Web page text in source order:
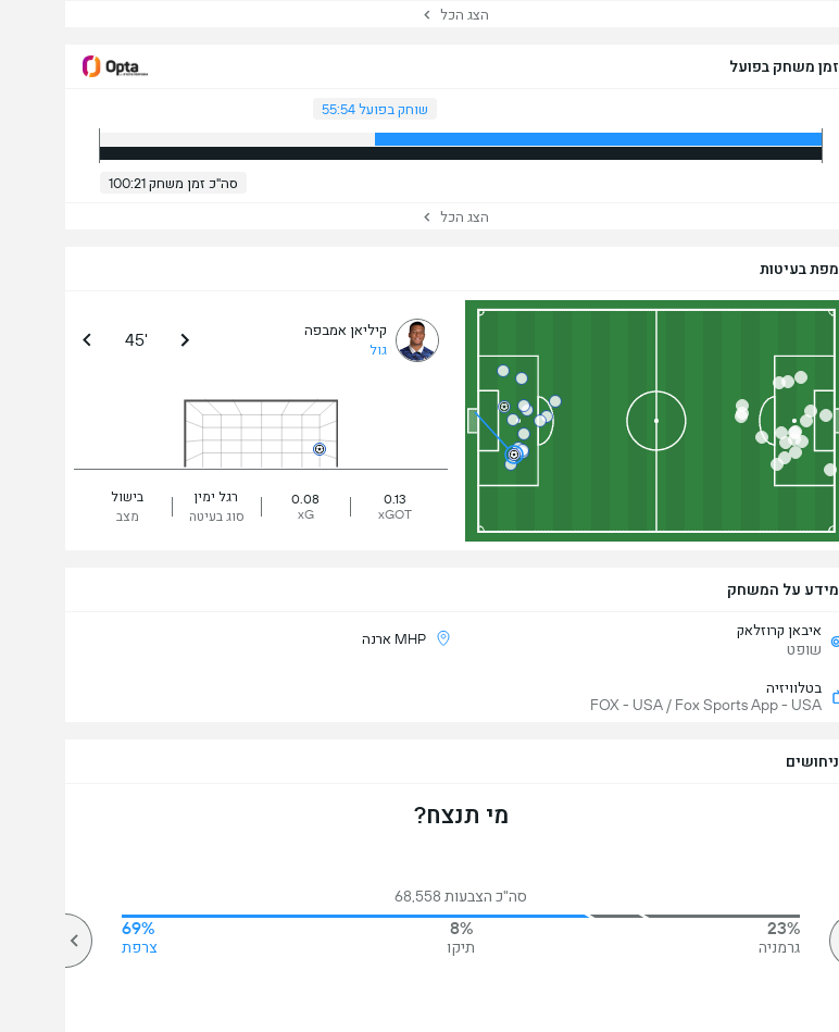
הצג הכל
זמן משחק בפועל
שוחק בפועל 55:54
סה"כ זמן משחק 100:21
הצג הכל
מפת בעיטות
קיליאן אמבפה
גול 45'
בישול
מצב
רגל ימין
סוג בעיטה
0.08
xG
0.13
xGOT
מידע על המשחק
איבאן קרוזלאק
שופט
MHP ארנה
בטלוויזיה
FOX - USA / Fox Sports App - USA
ניחושים
מי תנצח?
סה"כ הצבעות 68,558
23%
גרמניה
8%
תיקו
69%
צרפת